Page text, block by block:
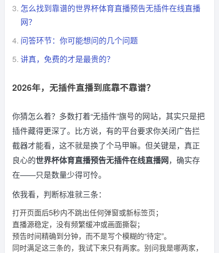
3. 怎么找到靠谱的世界杯体育直播预告无插件在线直播
网？
4. 问答环节：你可能想问的几个问题
5. 讲真，免费的才是最贵的？
2026年，无插件直播到底靠不靠谱？
你猜怎么着？多数打着“无插件”旗号的网站，其实只是把
插件藏得更深了。比方说，有的平台要求你关闭广告拦
截器才能看，这不就是换了个马甲嘛。但关键是，真正
良心的世界杯体育直播预告无插件在线直播网，确实存
在——只是数量少得可怜。
依我看，判断标准就三条：
打开页面后5秒内不跳出任何弹窗或新标签页；
直播源稳定，没有频繁缓冲或画面撕裂；
预告时间精确到分钟，而不是写个模糊的“待定”。
同时满足这三条的，我试下来只有两家。别问我是哪两家，